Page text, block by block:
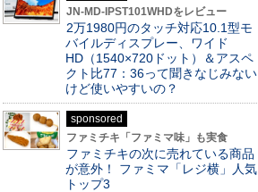
JN-MD-IPST101WHDをレビュー
2万1980円のタッチ対応10.1型モ
バイルディスプレー、ワイド
HD（1540×720ドット）＆アスペ
クト比77：36って聞きなじみない
けど使いやすいの？
sponsored
ファミチキ「ファミマ味」も実食
ファミチキの次に売れている商品
が意外！ ファミマ「レジ横」人気
トップ3